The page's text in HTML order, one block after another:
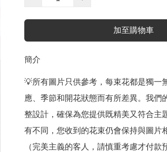
加至購物車
簡介
💡所有圖片只供參考，每束花都是獨一
應、季節和開花狀態而有所差異。我們
整設計，確保為您提供既精美又符合主
有不同，您收到的花束仍會保持與圖片
（完美主義的客人，請慎重考慮才付款